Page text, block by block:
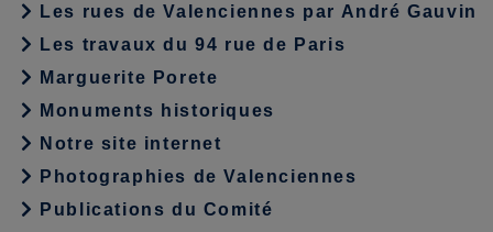
Les rues de Valenciennes par André Gauvin
Les travaux du 94 rue de Paris
Marguerite Porete
Monuments historiques
Notre site internet
Photographies de Valenciennes
Publications du Comité